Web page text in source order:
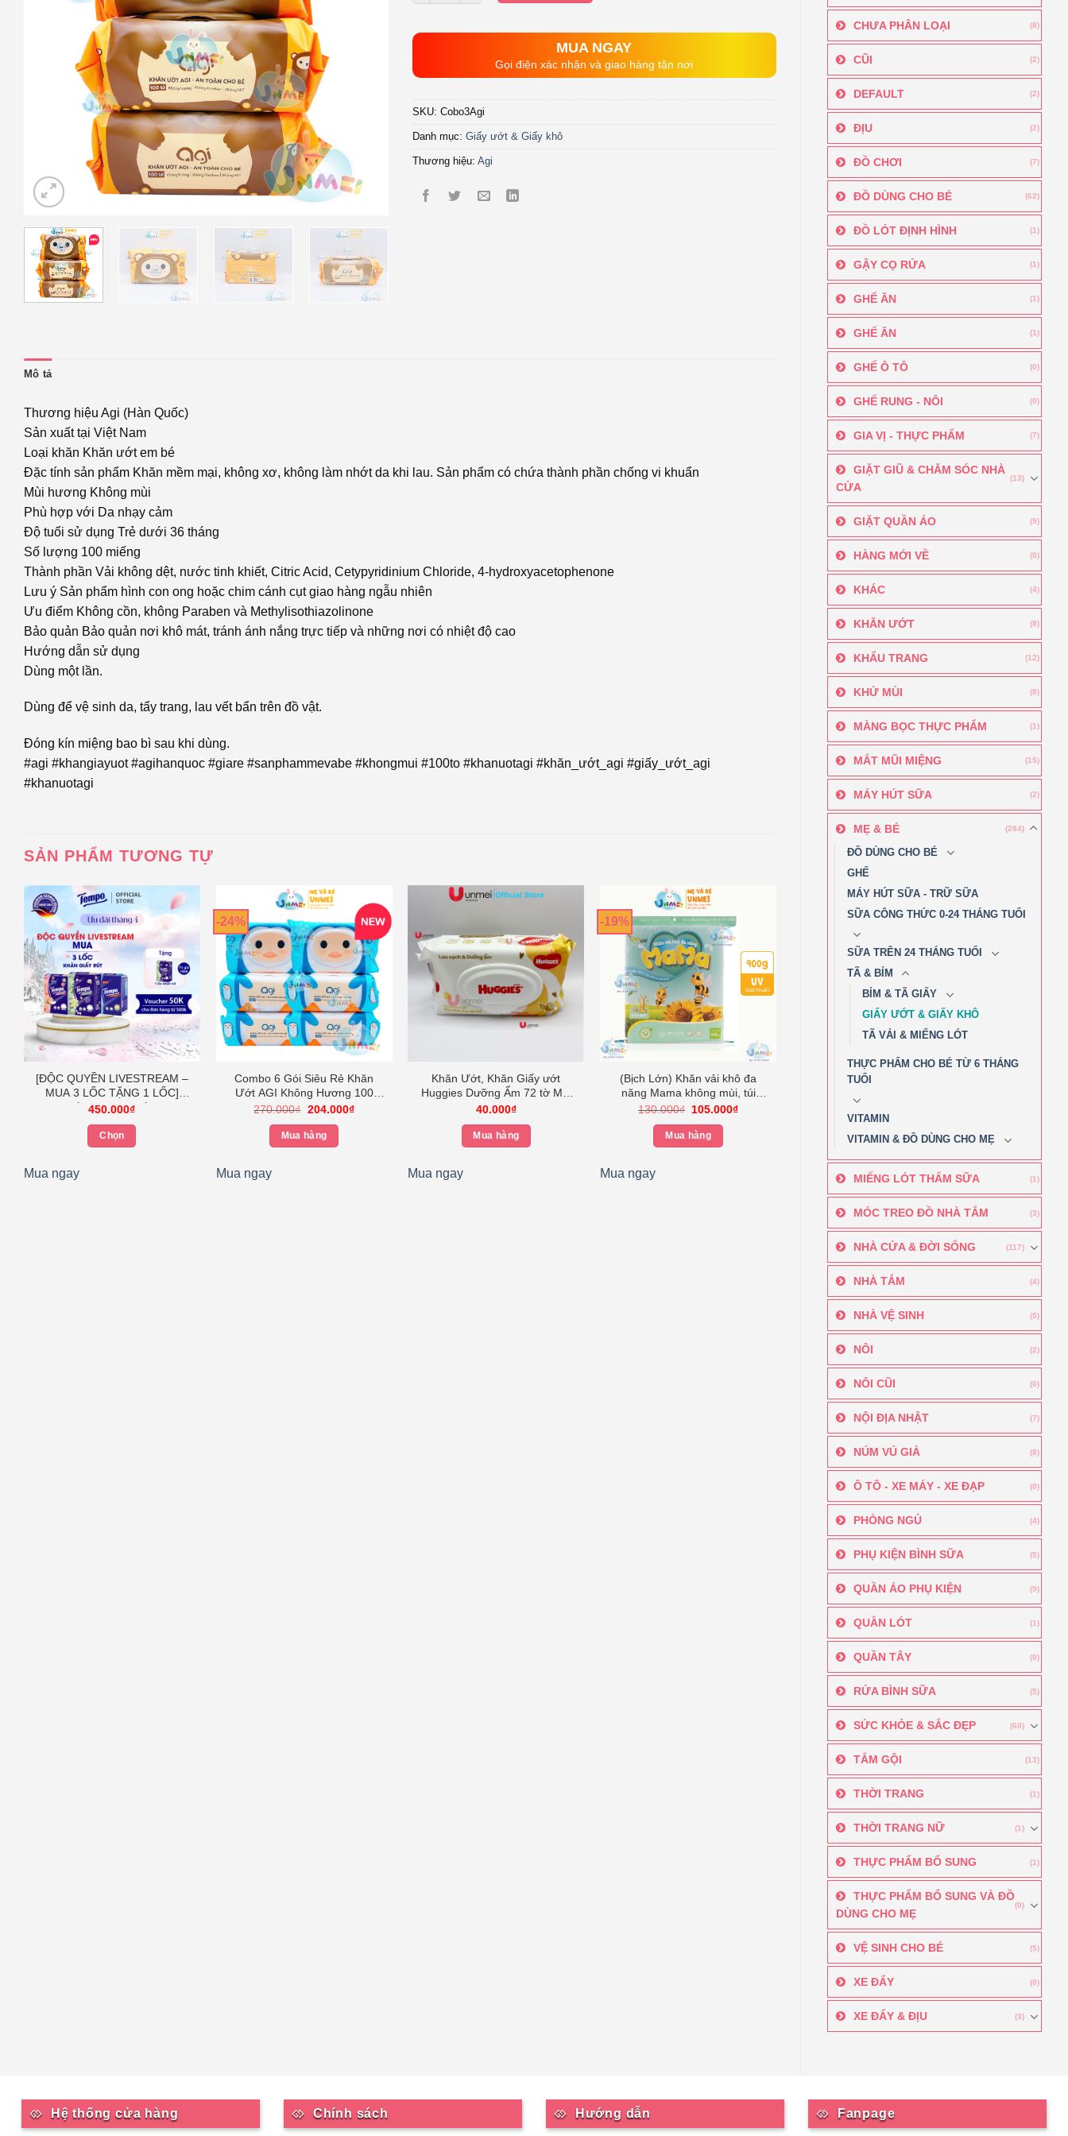
CHƯA PHÂN LOẠI (8)
CŨI (2)
DEFAULT (2)
ĐỊU (2)
ĐỒ CHƠI (7)
ĐỒ DÙNG CHO BÉ (62)
ĐỒ LÓT ĐỊNH HÌNH (1)
GẬY CỌ RỬA (1)
GHẾ ĂN (1)
GHẾ ĂN (1)
GHẾ Ô TÔ (0)
GHẾ RUNG - NÔI (0)
GIA VỊ - THỰC PHẨM (7)
GIẶT GIŨ & CHĂM SÓC NHÀ
CỬA
(13)
GIẶT QUẦN ÁO (9)
HÀNG MỚI VỀ (0)
KHÁC (4)
KHĂN ƯỚT (8)
KHẨU TRANG (12)
KHỬ MÙI (8)
MÀNG BỌC THỰC PHẨM (1)
MẮT MŨI MIỆNG (15)
MÁY HÚT SỮA (2)
MẸ & BÉ (284)
ĐỒ DÙNG CHO BÉ
GHẾ
MÁY HÚT SỮA - TRỮ SỮA
SỮA CÔNG THỨC 0-24 THÁNG TUỔI
SỮA TRÊN 24 THÁNG TUỔI
TÃ & BỈM
BỈM & TÃ GIẤY
GIẤY ƯỚT & GIẤY KHÔ
TÃ VẢI & MIẾNG LÓT
THỰC PHẨM CHO BÉ TỪ 6 THÁNG
TUỔI
VITAMIN
VITAMIN & ĐỒ DÙNG CHO MẸ
MIẾNG LÓT THẤM SỮA (1)
MÓC TREO ĐỒ NHÀ TẮM (3)
NHÀ CỬA & ĐỜI SỐNG (117)
NHÀ TẮM (4)
NHÀ VỆ SINH (5)
NÔI (2)
NÔI CŨI (0)
NỘI ĐỊA NHẬT (7)
NÚM VÚ GIẢ (8)
Ô TÔ - XE MÁY - XE ĐẠP (0)
PHÒNG NGỦ (4)
PHỤ KIỆN BÌNH SỮA (5)
QUẦN ÁO PHỤ KIỆN (9)
QUẦN LÓT (1)
QUẦN TÂY (0)
RỬA BÌNH SỮA (5)
SỨC KHỎE & SẮC ĐẸP (60)
TẮM GỘI (13)
THỜI TRANG (1)
THỜI TRANG NỮ (1)
THỰC PHẨM BỔ SUNG (1)
THỰC PHẨM BỔ SUNG VÀ ĐỒ
DÙNG CHO MẸ
(0)
VỆ SINH CHO BÉ (5)
XE ĐẨY (0)
XE ĐẨY & ĐỊU (3)
135.000₫.là:
108.000₫.
MUA NGAY
Gọi điện xác nhận và giao hàng tận nơi
SKU: Cobo3Agi
Danh mục: Giấy ướt & Giấy khô
Thương hiệu: Agi
Mô tả
Thương hiệu Agi (Hàn Quốc)
Sản xuất tại Việt Nam
Loại khăn Khăn ướt em bé
Đặc tính sản phẩm Khăn mềm mại, không xơ, không làm nhớt da khi lau. Sản phẩm có chứa thành phần chống vi khuẩn
Mùi hương Không mùi
Phù hợp với Da nhạy cảm
Độ tuổi sử dụng Trẻ dưới 36 tháng
Số lượng 100 miếng
Thành phần Vải không dệt, nước tinh khiết, Citric Acid, Cetypyridinium Chloride, 4-hydroxyacetophenone
Lưu ý Sản phẩm hình con ong hoặc chim cánh cụt giao hàng ngẫu nhiên
Ưu điểm Không cồn, không Paraben và Methylisothiazolinone
Bảo quản Bảo quản nơi khô mát, tránh ánh nắng trực tiếp và những nơi có nhiệt độ cao
Hướng dẫn sử dụng
Dùng một lần.
Dùng để vệ sinh da, tẩy trang, lau vết bẩn trên đồ vật.
Đóng kín miệng bao bì sau khi dùng.
#agi #khangiayuot #agihanquoc #giare #sanphammevabe #khongmui #100to #khanuotagi #khăn_ướt_agi #giấy_ướt_agi
#khanuotagi
SẢN PHẨM TƯƠNG TỰ
[ĐỘC QUYỀN LIVESTREAM –
MUA 3 LỐC TẶNG 1 LỐC]
Khăn Giấy Rút Cao Cấp Tempo
Da Thương Hiệu Đức
450.000₫
Chọn
Mua ngay
-24%
Combo 6 Gói Siêu Rẻ Khăn
Ướt AGI Không Hương 100
Tờ/gói Hình Chim Cánh Cụt
270.000₫ Giá
là:
270.000₫.
204.000₫Giá
Mua hàng
Mua ngay
Khăn Ướt, Khăn Giấy ướt
Huggies Dưỡng Ẩm 72 tờ Mùi
Cacao Bơ Hạt Mỡ, An Toàn
40.000₫
Mua hàng
Mua ngay
-19%
(Bịch Lớn) Khăn vải khô đa
năng Mama không mùi, túi
900g
130.000₫ Giá
là:
130.000₫.
105.000₫Giá
Mua hàng
Mua ngay
Hệ thống cửa hàng Chính sách Hướng dẫn Fanpage